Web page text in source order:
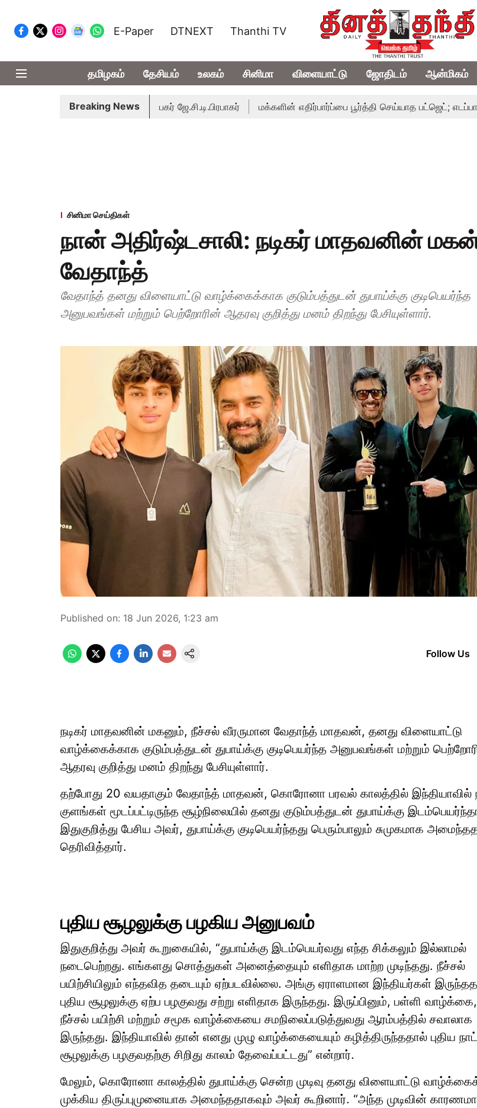
E-Paper DTNEXT Thanthi TV
தமிழகம் தேசியம் உலகம் சினிமா விளையாட்டு ஜோதிடம் ஆன்மிகம்
Breaking News
நடைபெறும் - சபாநாயகர் ஜே.சி.டி.பிரபாகர் மக்களின் எதிர்பார்ப்பை பூர்த்தி செய்யாத பட்ஜெட்; எடப்பாடி
சினிமா செய்திகள்
நான் அதிர்ஷ்டசாலி: நடிகர் மாதவனின்
வேதாந்த்
வேதாந்த் தனது விளையாட்டு வாழ்க்கைக்காக குடும்பத்துடன் துபாய்க்கு குடிபெயர்ந்த
அனுபவங்கள் மற்றும் பெற்றோரின் ஆதரவு குறித்து மனம் திறந்து பேசியுள்ளார்.
Published on: 18 Jun 2026, 1:23 am
Follow Us
நடிகர் மாதவனின் மகனும், நீச்சல் வீரருமான வேதாந்த் மாதவன், தனது விளையாட்டு
வாழ்க்கைக்காக குடும்பத்துடன் துபாய்க்கு குடிபெயர்ந்த அனுபவங்கள் மற்றும்
ஆதரவு குறித்து மனம் திறந்து பேசியுள்ளார்.
தற்போது 20 வயதாகும் வேதாந்த் மாதவன், கொரோனா பரவல் காலத்தில் இந்தியாவில்
குளங்கள் மூடப்பட்டிருந்த சூழ்நிலையில் தனது குடும்பத்துடன் துபாய்க்கு
இதுகுறித்து பேசிய அவர், துபாய்க்கு குடிபெயர்ந்தது பெரும்பாலும் சுமுகமாக
தெரிவித்தார்.
புதிய சூழலுக்கு பழகிய அனுபவம்
இதுகுறித்து அவர் கூறுகையில், “துபாய்க்கு இடம்பெயர்வது எந்த சிக்கலும் இல்லாமல்
நடைபெற்றது. எங்களது சொத்துகள் அனைத்தையும் எளிதாக மாற்ற முடிந்தது. நீச்சல்
பயிற்சியிலும் எந்தவித தடையும் ஏற்படவில்லை. அங்கு ஏராளமான இந்தியர்கள்
புதிய சூழலுக்கு ஏற்ப பழகுவது சற்று எளிதாக இருந்தது. இருப்பினும், பள்ளி வாழ்க்கை,
நீச்சல் பயிற்சி மற்றும் சமூக வாழ்க்கையை சமநிலைப்படுத்துவது ஆரம்பத்தில் சவாலாக
இருந்தது. இந்தியாவில் தான் எனது முழு வாழ்க்கையையும் கழித்திருந்ததால் புதிய
சூழலுக்கு பழகுவதற்கு சிறிது காலம் தேவைப்பட்டது” என்றார்.
மேலும், கொரோனா காலத்தில் துபாய்க்கு சென்ற முடிவு தனது விளையாட்டு
முக்கிய திருப்புமுனையாக அமைந்ததாகவும் அவர் கூறினார். “அந்த முடிவின்